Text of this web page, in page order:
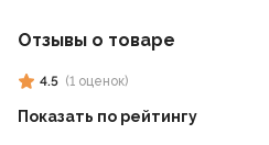
Отзывы о товаре
4.5 (1 оценок)
Показать по рейтингу